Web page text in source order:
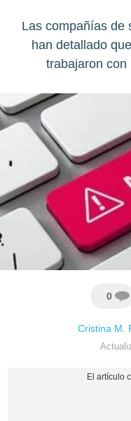
Las compañías de
han detallado
trabajaron con
0
Cristina M.